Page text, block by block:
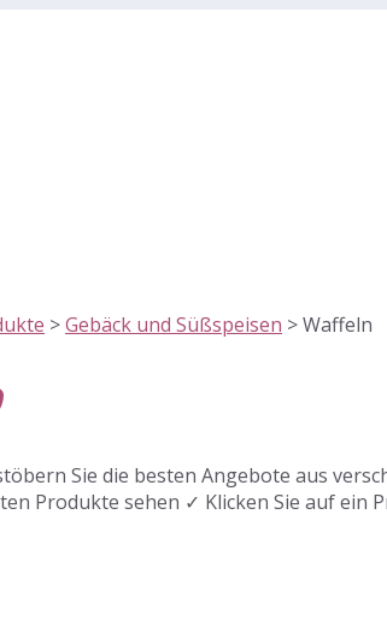
>Gebäck und Süßspeisen >Waffeln
Sie die besten Angebote aus
Produkte sehen ✓ Klicken Sie auf ein